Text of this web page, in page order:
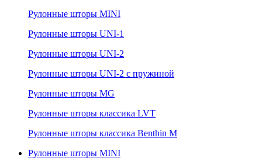
Рулонные шторы MINI
Рулонные шторы UNI-1
Рулонные шторы UNI-2
Рулонные шторы UNI-2 с пружиной
Рулонные шторы MG
Рулонные шторы классика LVT
Рулонные шторы классика Benthin M
Рулонные шторы MINI